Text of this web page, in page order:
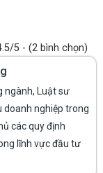
5 - (2 bình chọn)
ngành, Luật sư
doanh nghiệp trong
các quy định
lĩnh vực đầu tư